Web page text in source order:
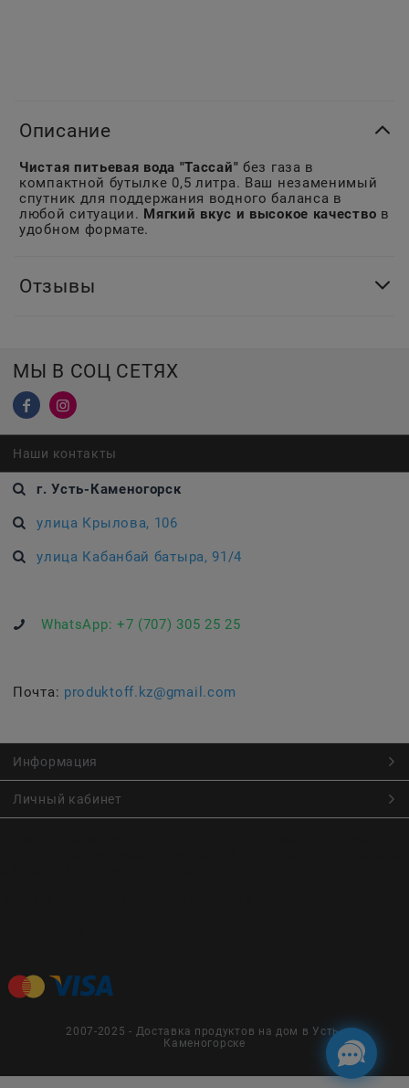
Описание
Чистая питьевая вода "Тассай" без газа в
компактной бутылке 0,5 литра. Ваш незаменимый
спутник для поддержания водного баланса в
любой ситуации. Мягкий вкус и высокое качество в
удобном формате.
Отзывы
МЫ В СОЦ СЕТЯХ
Наши контакты
г. Усть-Каменогорск
улица Крылова, 106
улица Кабанбай батыра, 91/4
WhatsApp: +7 (707) 305 25 25
Почта: produktoff.kz@gmail.com
Информация
Личный кабинет
2007-2025 - Доставка продуктов на дом в Усть-
Каменогорске